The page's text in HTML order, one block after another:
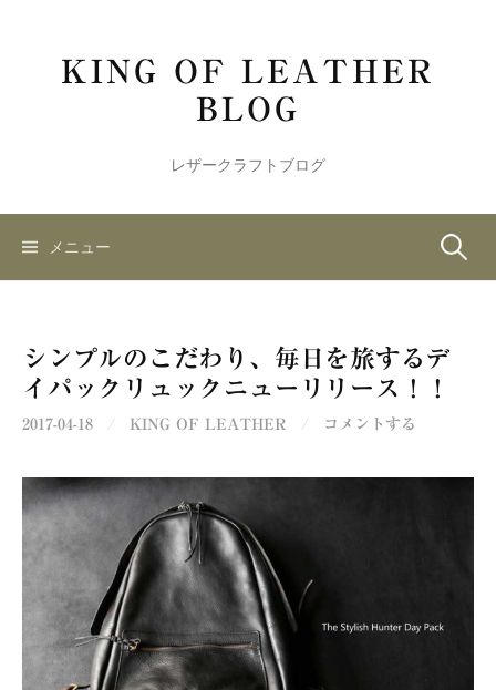
KING OF LEATHER
BLOG
レザークラフトブログ
メニュー 検
シンプルのこだわり、毎日を旅するデ
イパックリュックニューリリース！！
2017-04-18 / KING OF LEATHER / コメントする